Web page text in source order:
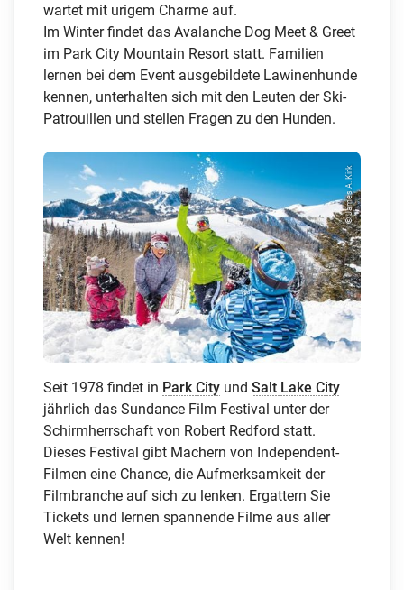
wartet mit urigem Charme auf.
Im Winter findet das Avalanche Dog Meet & Greet
im Park City Mountain Resort statt. Familien
lernen bei dem Event ausgebildete Lawinenhunde
kennen, unterhalten sich mit den Leuten der Ski-
Patrouillen und stellen Fragen zu den Hunden.
© James A. Kirk
Seit 1978 findet in Park City und Salt Lake City
jährlich das Sundance Film Festival unter der
Schirmherrschaft von Robert Redford statt.
Dieses Festival gibt Machern von Independent-
Filmen eine Chance, die Aufmerksamkeit der
Filmbranche auf sich zu lenken. Ergattern Sie
Tickets und lernen spannende Filme aus aller
Welt kennen!